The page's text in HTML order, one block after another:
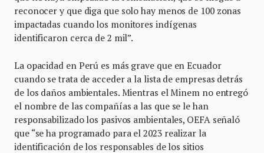
reconocer y que diga que solo hay menos de 100 zonas
impactadas cuando los monitores indígenas
identificaron cerca de 2 mil”.
La opacidad en Perú es más grave que en Ecuador
cuando se trata de acceder a la lista de empresas detrás
de los daños ambientales. Mientras el Minem no entregó
el nombre de las compañías a las que se le han
responsabilizado los pasivos ambientales, OEFA señaló
que “se ha programado para el 2023 realizar la
identificación de los responsables de los sitios